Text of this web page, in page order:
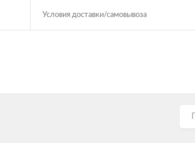
Условия доставки/самовывоза